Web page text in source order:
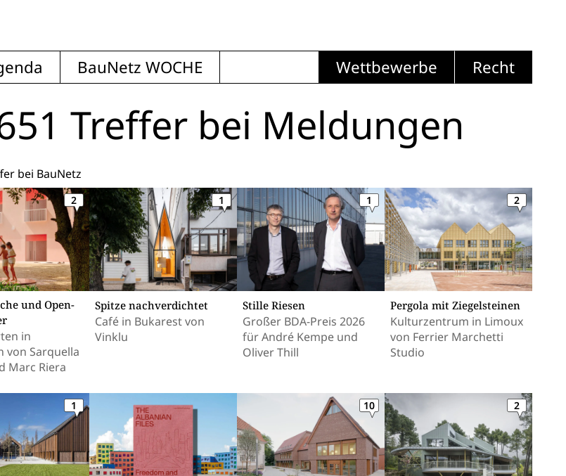
BauNetz WOCHE Wettbewerbe Recht
Treffer bei Meldungen
bei BauNetz
und Open-
in
von Sarquella
Marc Riera
2
Spitze nachverdichtet
Café in Bukarest von
Vinklu
1
Stille Riesen
Großer BDA-Preis 2026
für André Kempe und
Oliver Thill
1
Pergola mit Ziegelsteinen
Kulturzentrum in Limoux
von Ferrier Marchetti
Studio
2
1 10 2